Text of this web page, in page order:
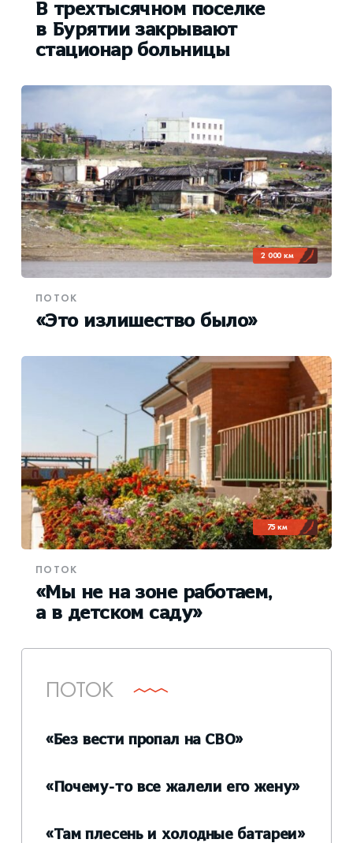
В трехтысячном поселке
в Бурятии закрывают
стационар больницы
2 000 км
ПОТОК
«Это излишество было»
75 км
ПОТОК
«Мы не на зоне работаем,
а в детском саду»
ПОТОК
«Без вести пропал на СВО»
«Почему-то все жалели его жену»
«Там плесень и холодные батареи»